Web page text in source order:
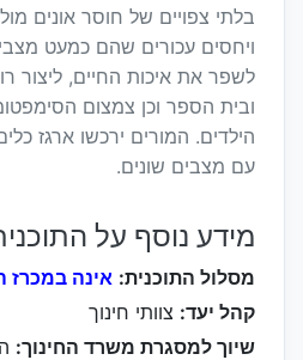
בלתי צפויים של חוסר אונים
ויחסים עכורים שהם כמעט
לשפר את איכות החיים, ליצור
ובית הספר וכן צמצום
הילדים. המורים ירכשו ארגז
עם מצבים שונים.
מידע נוסף על
מסלול התוכנית: אינה במכרז
קהל יעד: צוותי חינוך
שיוך למסגרת משרד החינוך: